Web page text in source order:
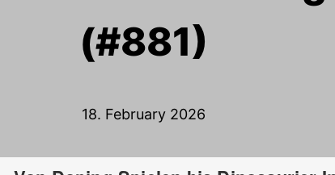
(#881)
18. February 2026